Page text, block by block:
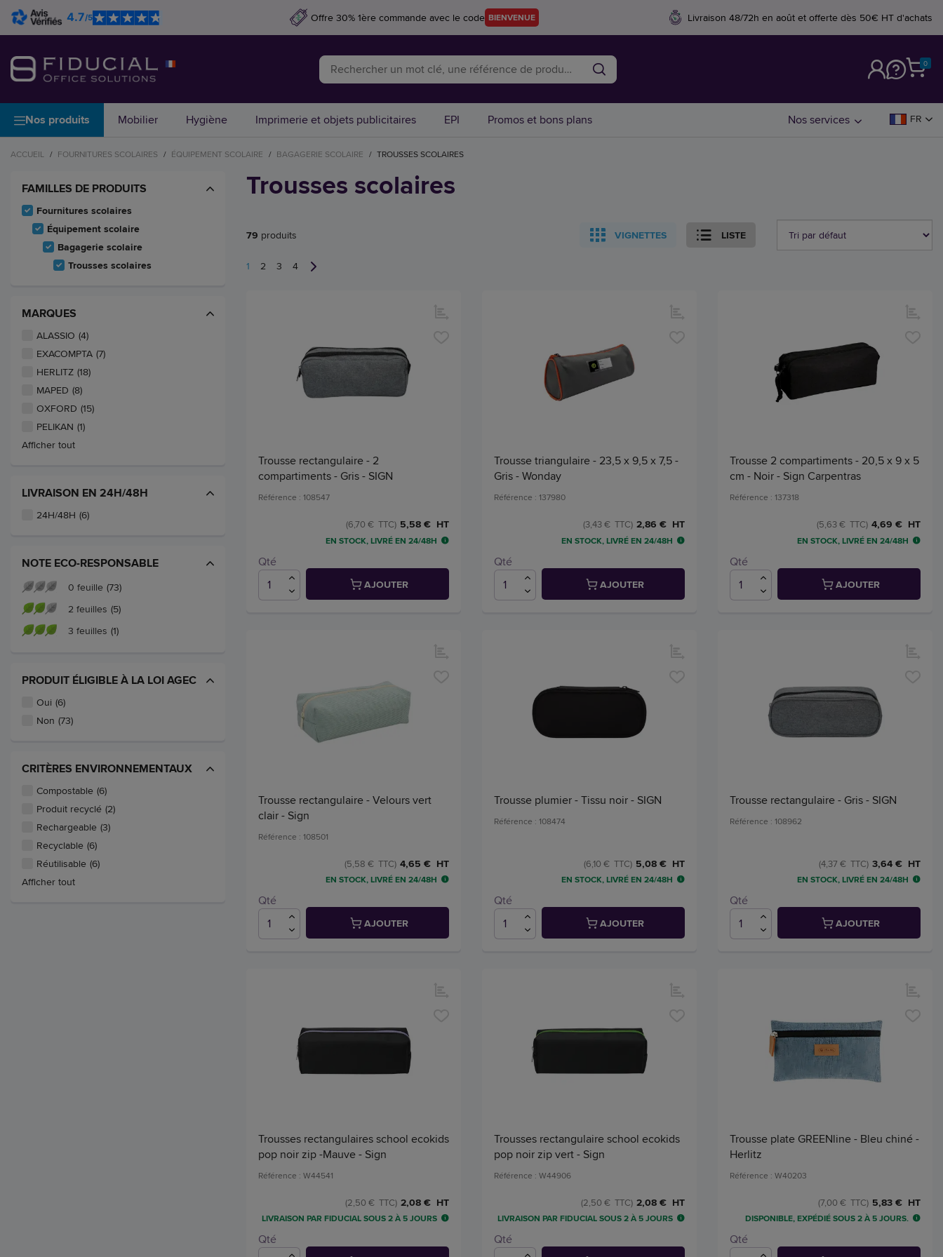
4.7/5 Offre 30% 1ère commande avec le code BIENVENUE Livraison 48/72h en août et offerte dès 50€ HT d'achats
0
Nos produits Mobilier Hygiène Imprimerie et objets publicitaires EPI Promos et bons plans Nos services FR
ACCUEIL / FOURNITURES SCOLAIRES / ÉQUIPEMENT SCOLAIRE / BAGAGERIE SCOLAIRE / TROUSSES SCOLAIRES
FAMILLES DE PRODUITS
Fournitures scolaires
Équipement scolaire
Bagagerie scolaire
Trousses scolaires
MARQUES
ALASSIO (4)
EXACOMPTA (7)
HERLITZ (18)
MAPED (8)
OXFORD (15)
PELIKAN (1)
Afficher tout
LIVRAISON EN 24H/48H
24H/48H (6)
NOTE ECO-RESPONSABLE
0 feuille (73)
2 feuilles (5)
3 feuilles (1)
PRODUIT ÉLIGIBLE À LA LOI AGEC
Oui (6)
Non (73)
CRITÈRES ENVIRONNEMENTAUX
Compostable (6)
Produit recyclé (2)
Rechargeable (3)
Recyclable (6)
Réutilisable (6)
Afficher tout
Trousses scolaires
79 produits VIGNETTES LISTE
1 2 3 4
Trousse rectangulaire - 2
compartiments - Gris - SIGN
Référence : 108547
5,58 € HT
(6,70 € TTC)
EN STOCK, LIVRÉ EN 24/48H
Qté
AJOUTER
Trousse triangulaire - 23,5 x 9,5 x 7,5 -
Gris - Wonday
Référence : 137980
2,86 € HT
(3,43 € TTC)
EN STOCK, LIVRÉ EN 24/48H
Qté
AJOUTER
Trousse 2 compartiments - 20,5 x 9 x 5
cm - Noir - Sign Carpentras
Référence : 137318
4,69 € HT
(5,63 € TTC)
EN STOCK, LIVRÉ EN 24/48H
Qté
AJOUTER
Trousse rectangulaire - Velours vert
clair - Sign
Référence : 108501
4,65 € HT
(5,58 € TTC)
EN STOCK, LIVRÉ EN 24/48H
Qté
AJOUTER
Trousse plumier - Tissu noir - SIGN
Référence : 108474
5,08 € HT
(6,10 € TTC)
EN STOCK, LIVRÉ EN 24/48H
Qté
AJOUTER
Trousse rectangulaire - Gris - SIGN
Référence : 108962
3,64 € HT
(4,37 € TTC)
EN STOCK, LIVRÉ EN 24/48H
Qté
AJOUTER
Trousses rectangulaires school ecokids
pop noir zip -Mauve - Sign
Référence : W44541
2,08 € HT
(2,50 € TTC)
LIVRAISON PAR FIDUCIAL SOUS 2 À 5 JOURS
Qté
Trousses rectangulaire school ecokids
pop noir zip vert - Sign
Référence : W44906
2,08 € HT
(2,50 € TTC)
LIVRAISON PAR FIDUCIAL SOUS 2 À 5 JOURS
Qté
Trousse plate GREENline - Bleu chiné -
Herlitz
Référence : W40203
5,83 € HT
(7,00 € TTC)
DISPONIBLE, EXPÉDIÉ SOUS 2 À 5 JOURS.
Qté